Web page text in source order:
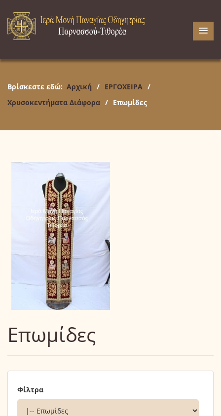
Βρίσκεστε εδώ: Αρχική / ΕΡΓΟΧΕΙΡΑ /
Χρυσοκεντήματα Διάφορα / Επωμίδες
Επωμίδες
Φίλτρα